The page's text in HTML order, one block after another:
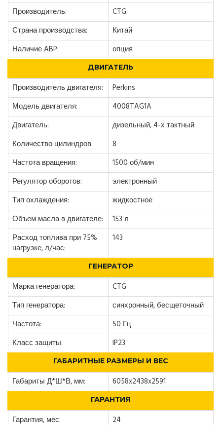
Производитель:
CTG
Страна производства:
Китай
Наличие ABP:
опция
ДВИГАТЕЛЬ
Производитель двигателя:
Perkins
Модель двигателя:
4008TAG1A
Двигатель:
дизельный, 4-х тактный
Количество цилиндров:
8
Частота вращения:
1500 об/мин
Регулятор оборотов:
электронный
Тип охлаждения:
жидкостное
Объем масла в двигателе:
153 л
Расход топлива при 75%
нагрузке, л/час:
143
ГЕНЕРАТОР
Марка генератора:
CTG
Тип генератора:
синхронный, бесщеточный
Частота:
50 Гц
Класс защиты:
IP23
ГАБАРИТНЫЕ РАЗМЕРЫ И ВЕС
Габариты Д*Ш*В, мм: 6058x2438x2591
ГАРАНТИЯ
Гарантия, мес: 24